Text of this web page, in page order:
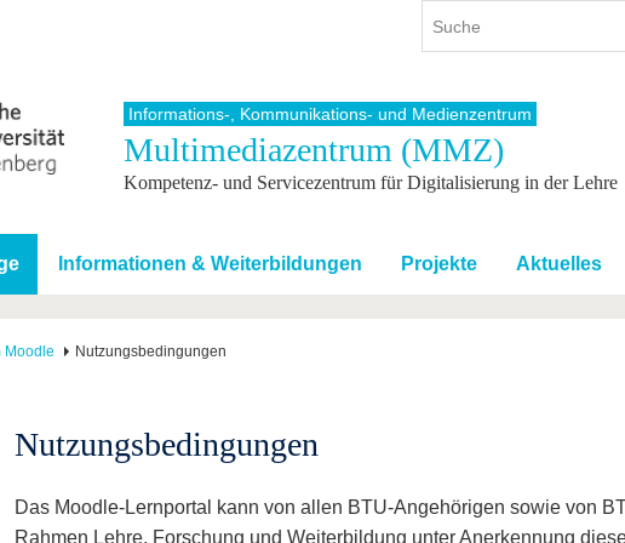
Studium
Studienangebot
Im Studium
Nach dem Studium
International
Internationales Profil
Mit der BTU ins Ausland
Für internationale
Studierende
Weiterbildung
Weiterbildungsangebote
Informations-, Kommunikations- und Medienzentrum
Multimediazentrum (MMZ)
Kompetenz- und Servicezentrum für Digitalisierung in der Lehre
Informationen & Weiterbildungen Projekte Aktuelles
Moodle Nutzungsbedingungen
Nutzungsbedingungen
Das Moodle-Lernportal kann von allen BTU-Angehörigen sowie von
Rahmen Lehre, Forschung und Weiterbildung unter Anerkennung